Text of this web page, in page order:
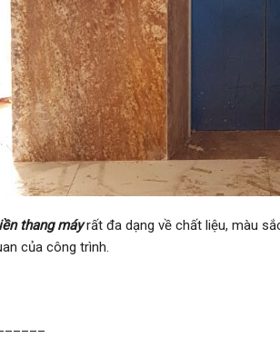
thang máyrất đa dạng về chất liệu, màu
của công trình.